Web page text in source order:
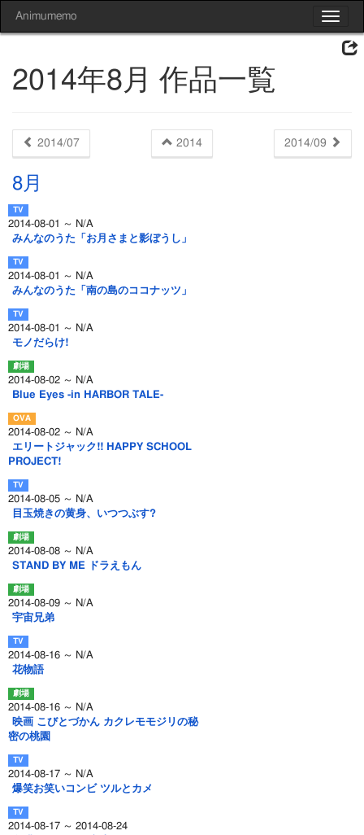
Toggle
Animumemo
2014年8月 作品一覧
2014/07 2014 2014/09
8月
2014-08-01 ～ N/A
みんなのうた「お月さまと影ぼうし」
2014-08-01 ～ N/A
みんなのうた「南の島のココナッツ」
2014-08-01 ～ N/A
モノだらけ!
2014-08-02 ～ N/A
Blue Eyes -in HARBOR TALE-
2014-08-02 ～ N/A
エリートジャック!! HAPPY SCHOOL
PROJECT!
2014-08-05 ～ N/A
目玉焼きの黄身、いつつぶす?
2014-08-08 ～ N/A
STAND BY ME ドラえもん
2014-08-09 ～ N/A
宇宙兄弟
2014-08-16 ～ N/A
花物語
2014-08-16 ～ N/A
映画 こびとづかん カクレモモジリの秘
密の桃園
2014-08-17 ～ N/A
爆笑お笑いコンビ ツルとカメ
2014-08-17 ～ 2014-08-24